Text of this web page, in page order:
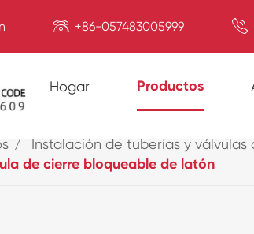
 +86-057483005999 
Hogar Productos
Instalación de tuberías y válvulas
de cierre bloqueable de latón